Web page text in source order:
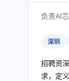
负责AI
深圳
招聘资
求，定